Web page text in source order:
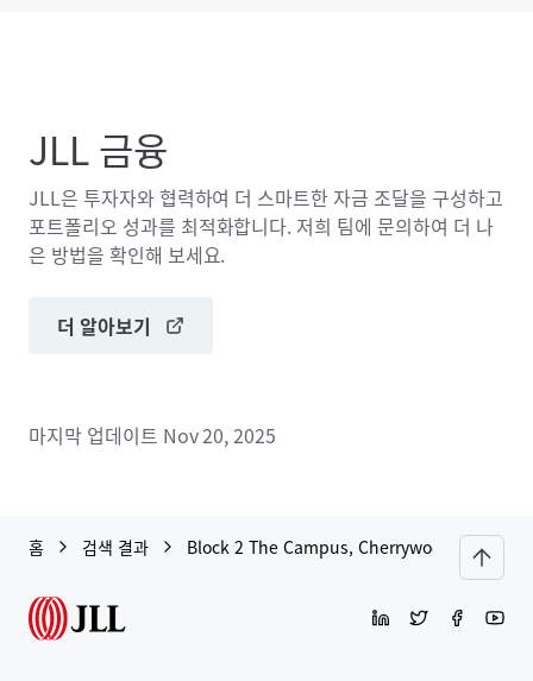
JLL 금융
JLL은 투자자와 협력하여 더 스마트한 자금 조달을 구성하고
포트폴리오 성과를 최적화합니다. 저희 팀에 문의하여 더 나
은 방법을 확인해 보세요.
더 알아보기
마지막 업데이트 Nov 20, 2025
홈 검색 결과 Block 2 The Campus, Cherrywood